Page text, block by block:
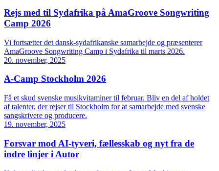
Rejs med til Sydafrika på AmaGroove Songwriting
Camp 2026
Vi fortsætter det dansk-sydafrikanske samarbejde og præsenterer
AmaGroove Songwriting Camp i Sydafrika til marts 2026.
20. november, 2025
A-Camp Stockholm 2026
Få et skud svenske musikvitaminer til februar. Bliv en del af holdet
af talenter, der rejser til Stockholm for at samarbejde med svenske
sangskrivere og producere.
19. november, 2025
Forsvar mod AI-tyveri, fællesskab og nyt fra de
indre linjer i Autor